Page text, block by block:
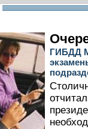
ГИБДД